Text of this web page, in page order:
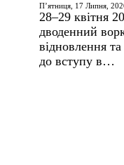
П’ятниця, 17 Липня,
28–29 квітня
дводенний
відновлення
до вступу в…